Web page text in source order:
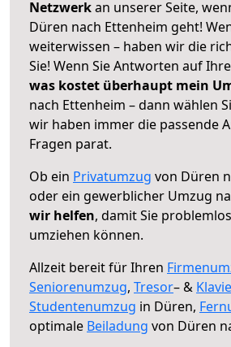
Netzwerkan unserer Seite,
Düren nach Ettenheim geht!
weiterwissen – haben wir die
Sie! Wenn Sie Antworten auf
was kostet überhaupt mein
nach Ettenheim – dann wählen
wir haben immer die passende
Fragen parat.
Ob ein Privatumzug von Düren
oder ein gewerblicher Umzug
wir helfen, damit Sie
umziehen können.
Allzeit bereit für Ihren
Seniorenumzug, Tresor– &
Studentenumzug in Düren,
optimale Beiladung von Düren